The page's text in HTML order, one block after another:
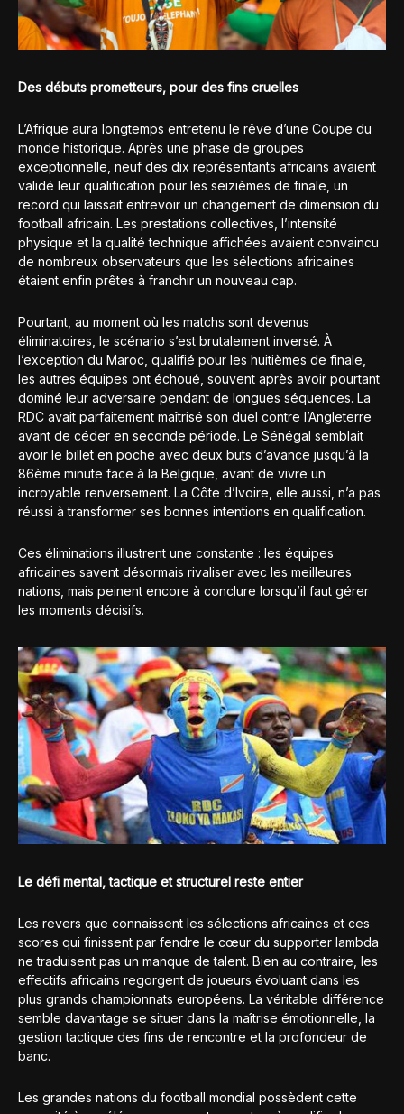
Des débuts prometteurs, pour des fins cruelles
L’Afrique aura longtemps entretenu le rêve d’une Coupe du
monde historique. Après une phase de groupes
exceptionnelle, neuf des dix représentants africains avaient
validé leur qualification pour les seizièmes de finale, un
record qui laissait entrevoir un changement de dimension du
football africain. Les prestations collectives, l’intensité
physique et la qualité technique affichées avaient convaincu
de nombreux observateurs que les sélections africaines
étaient enfin prêtes à franchir un nouveau cap.
Pourtant, au moment où les matchs sont devenus
éliminatoires, le scénario s’est brutalement inversé. À
l’exception du Maroc, qualifié pour les huitièmes de finale,
les autres équipes ont échoué, souvent après avoir pourtant
dominé leur adversaire pendant de longues séquences. La
RDC avait parfaitement maîtrisé son duel contre l’Angleterre
avant de céder en seconde période. Le Sénégal semblait
avoir le billet en poche avec deux buts d’avance jusqu’à la
86ème minute face à la Belgique, avant de vivre un
incroyable renversement. La Côte d’Ivoire, elle aussi, n’a pas
réussi à transformer ses bonnes intentions en qualification.
Ces éliminations illustrent une constante : les équipes
africaines savent désormais rivaliser avec les meilleures
nations, mais peinent encore à conclure lorsqu’il faut gérer
les moments décisifs.
Le défi mental, tactique et structurel reste entier
Les revers que connaissent les sélections africaines et ces
scores qui finissent par fendre le cœur du supporter lambda
ne traduisent pas un manque de talent. Bien au contraire, les
effectifs africains regorgent de joueurs évoluant dans les
plus grands championnats européens. La véritable différence
semble davantage se situer dans la maîtrise émotionnelle, la
gestion tactique des fins de rencontre et la profondeur de
banc.
Les grandes nations du football mondial possèdent cette